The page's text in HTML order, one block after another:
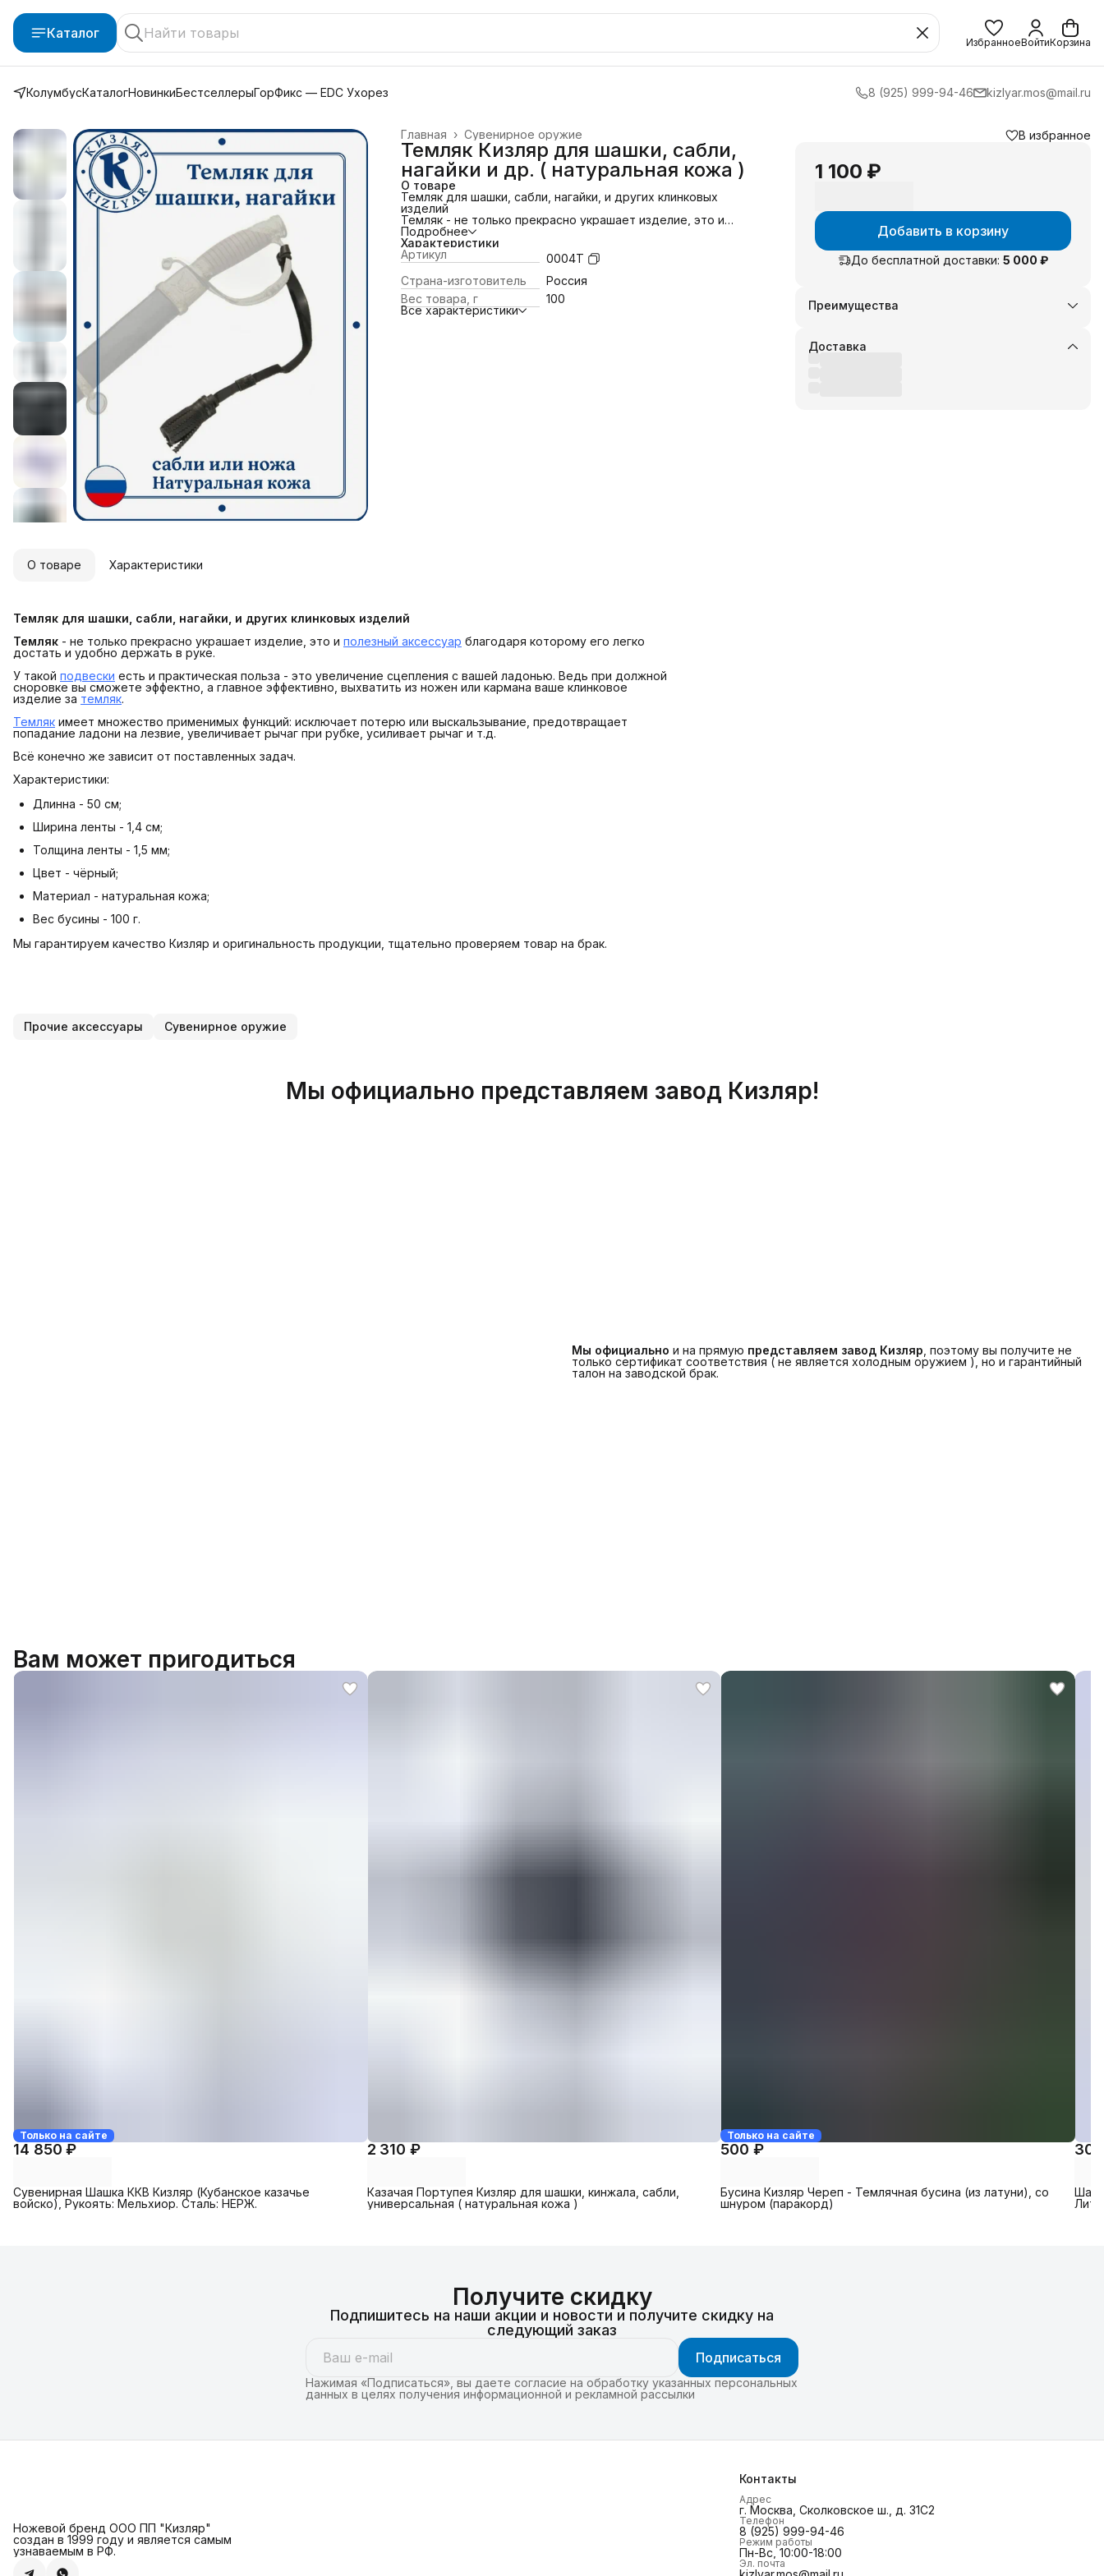
Каталог
ИзбранноеВойтиКорзина
КолумбусКаталогНовинкиБестселлерыГорФикс — EDC Ухорез 8 (925) 999-94-46 kizlyar.mos@mail.ru
Сувенирное оружие
Главная ›
Темляк Кизляр для шашки, сабли,
нагайки и др. ( натуральная кожа )
О товаре
Темляк для шашки, сабли, нагайки, и других клинковых
изделий
Темляк - не только прекрасно украшает изделие, это и
полезный аксессуар
и удобно держать в руке.
У такой
есть и практическая польза - это
увеличение сцепления с вашей ладонью. Ведь при должной
сноровке вы сможете эффектно, а главное эффективно,
выхватить из ножен или кармана ваше клинковое изделие за
темляк.
Темлякимеет множество применимых функций: исключает
Подробнее
Характеристики
Артикул
0004T
Страна-изготовитель
Россия
Вес товара, г
100
Все характеристики
В избранное
1 100 ₽
Добавить в корзину
До бесплатной доставки: 5 000 ₽
Преимущества
Оплата частями в Сплит
Удобный возврат
Доставка
О товаре Характеристики
Темляк для шашки, сабли, нагайки, и других клинковых изделий
Темляк - не только прекрасно украшает изделие, это и полезный аксессуар благодаря которому его легко
достать и удобно держать в руке.
У такой подвески есть и практическая польза - это увеличение сцепления с вашей ладонью. Ведь при должной
сноровке вы сможете эффектно, а главное эффективно, выхватить из ножен или кармана ваше клинковое
изделие за темляк.
Темляк имеет множество применимых функций: исключает потерю или выскальзывание, предотвращает
попадание ладони на лезвие, увеличивает рычаг при рубке, усиливает рычаг и т.д.
Всё конечно же зависит от поставленных задач.
Характеристики:
Длинна - 50 см;
Ширина ленты - 1,4 см;
Толщина ленты - 1,5 мм;
Цвет - чёрный;
Материал - натуральная кожа;
Вес бусины - 100 г.
Мы гарантируем качество Кизляр и оригинальность продукции, тщательно проверяем товар на брак.
Прочие аксессуары Сувенирное оружие
Мы официально представляем завод Кизляр!
Мы официально и на прямую представляем завод Кизляр , поэтому вы получите не
только сертификат соответствия ( не является холодным оружием ), но и гарантийный
талон на заводской брак.
Вам может пригодиться
Только на сайте
14 850 ₽
Сувенирная Шашка ККВ Кизляр (Кубанское казачье
войско), Рукоять: Мельхиор. Сталь: НЕРЖ.
2 310 ₽
Казачая Портупея Кизляр для шашки, кинжала, сабли,
универсальная ( натуральная кожа )
Только на сайте
500 ₽
Бусина Кизляр Череп - Темлячная бусина (из латуни), со
шнуром (паракорд)
30
Получите скидку
Подпишитесь на наши акции и новости и получите скидку на
следующий заказ
Подписаться
Нажимая «Подписаться», вы даете согласие на обработку указанных персональных
данных в целях получения информационной и рекламной рассылки
Ножевой бренд ООО ПП "Кизляр"
создан в 1999 году и является самым
узнаваемым в РФ.
Контакты
Адрес
г. Москва, Сколковское ш., д. 31С2
Телефон
8 (925) 999-94-46
Режим работы
Пн-Вс, 10:00-18:00
Эл. почта